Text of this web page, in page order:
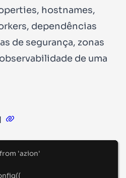
hostnames,
dependências
de segurança, zonas
de uma
from 'azion'
({